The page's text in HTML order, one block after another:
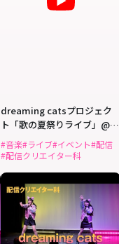
dreaming catsプロジェク
ト「歌の夏祭りライブ」@草
加マルイ
#音楽#ライブ#イベント#配信
#配信クリエイター科